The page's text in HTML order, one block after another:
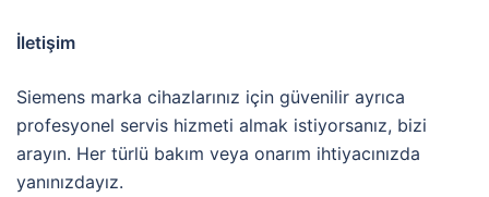
İletişim
Siemens marka cihazlarınız için güvenilir ayrıca
profesyonel servis hizmeti almak istiyorsanız, bizi
arayın. Her türlü bakım veya onarım ihtiyacınızda
yanınızdayız.